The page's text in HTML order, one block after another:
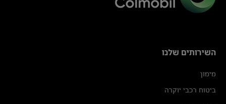
השירותים שלנו
מימון
ביטוח רכבי יוקרה